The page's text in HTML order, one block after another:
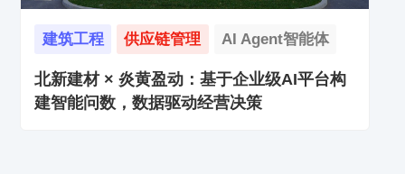
建筑工程 供应链管理 AI Agent智能体
北新建材 × 炎黄盈动：基于企业级AI平台构
建智能问数，数据驱动经营决策